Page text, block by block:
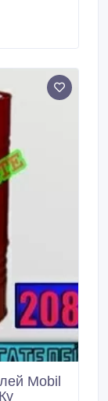
Pegasus,
и
высокой
Mobil